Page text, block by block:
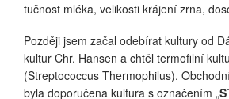
tučnost mléka, velikosti krájení zrna,
Později jsem začal odebírat kultury od
kultur Chr. Hansen a chtěl termofilní
(Streptococcus Thermophilus).
byla doporučena kultura s označením „